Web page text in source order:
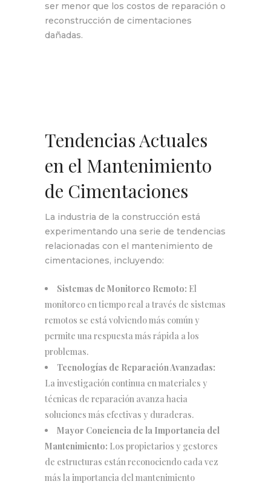
ser menor que los costos de reparación o
reconstrucción de cimentaciones
dañadas.
Tendencias Actuales
en el Mantenimiento
de Cimentaciones
La industria de la construcción está
experimentando una serie de tendencias
relacionadas con el mantenimiento de
cimentaciones, incluyendo:
Sistemas de Monitoreo Remoto: El
monitoreo en tiempo real a través de sistemas
remotos se está volviendo más común y
permite una respuesta más rápida a los
problemas.
Tecnologías de Reparación Avanzadas:
La investigación continua en materiales y
técnicas de reparación avanza hacia
soluciones más efectivas y duraderas.
Mayor Conciencia de la Importancia del
Mantenimiento: Los propietarios y gestores
de estructuras están reconociendo cada vez
más la importancia del mantenimiento